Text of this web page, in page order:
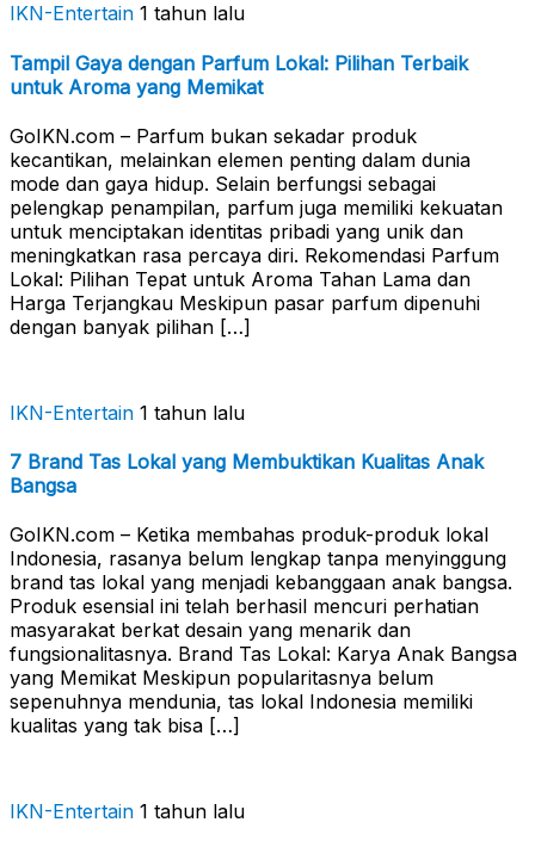
IKN-Entertain 1 tahun lalu
Tampil Gaya dengan Parfum Lokal: Pilihan Terbaik
untuk Aroma yang Memikat
GoIKN.com – Parfum bukan sekadar produk
kecantikan, melainkan elemen penting dalam dunia
mode dan gaya hidup. Selain berfungsi sebagai
pelengkap penampilan, parfum juga memiliki kekuatan
untuk menciptakan identitas pribadi yang unik dan
meningkatkan rasa percaya diri. Rekomendasi Parfum
Lokal: Pilihan Tepat untuk Aroma Tahan Lama dan
Harga Terjangkau Meskipun pasar parfum dipenuhi
dengan banyak pilihan […]
IKN-Entertain 1 tahun lalu
7 Brand Tas Lokal yang Membuktikan Kualitas Anak
Bangsa
GoIKN.com – Ketika membahas produk-produk lokal
Indonesia, rasanya belum lengkap tanpa menyinggung
brand tas lokal yang menjadi kebanggaan anak bangsa.
Produk esensial ini telah berhasil mencuri perhatian
masyarakat berkat desain yang menarik dan
fungsionalitasnya. Brand Tas Lokal: Karya Anak Bangsa
yang Memikat Meskipun popularitasnya belum
sepenuhnya mendunia, tas lokal Indonesia memiliki
kualitas yang tak bisa […]
IKN-Entertain 1 tahun lalu